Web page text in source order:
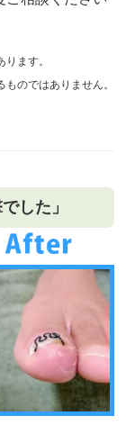
ます。
のではありません。
した」